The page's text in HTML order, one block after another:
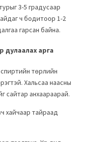
3-5 градусаар
ч бодитоор 1-2
гарсан байна.
дулаалах арга
төрлийн
Хальсаа наасны
сайтар анхаараарай.
хайчаар тайраад